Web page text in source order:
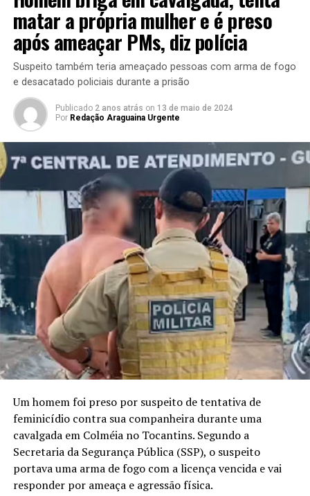
matar a própria mulher e é preso
após ameaçar PMs, diz polícia
Suspeito também teria ameaçado pessoas com arma de fogo
e desacatado policiais durante a prisão
Publicado 2 anos atrás on 13 de maio de 2024
Por Redação Araguaina Urgente
Um homem foi preso por suspeito de tentativa de
feminicídio contra sua companheira durante uma
cavalgada em Colméia no Tocantins. Segundo a
Secretaria da Segurança Pública (SSP), o suspeito
portava uma arma de fogo com a licença vencida e vai
responder por ameaça e agressão física.